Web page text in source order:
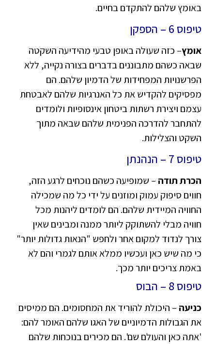
באומץ שלהם להתקדם בחיים.
טיפוס 6 – הספקן
אומץ– כזה שעולה באופן טבעי מהידיעה השקטה
שבאה כשהם מתבוננים בדברים בצורה נקייה, ללא
הפרשנויות המפחידות של הדמיון שלהם. הם
מפסיקים להקדיש את כל האנרגיות שלהם לאבטחת
עצמם ויצירת רשתות ביטחון אינסופיות ולומדים
להתחבר להדרכה הפנימית שלהם שבאה מתוך
השקט והצלילות.
טיפוס 7 – הנהנתן
הכרת תודה – שמופיעה כשהם נוכחים לרגע הזה,
חווים סיפוק עמוק ומוזנים על ידי כל מה שמכילה
החוויה המיידית שלהם. הם לומדים ליהנות מכל
חוויה מבלי להשתוקק ליותר ממנה ומבינים שאין
צורך לנדוד למקום אחר ולחפש "הנאות גדולות יותר"
כי מה שיש כאן ועכשיו ממלא אותם לגמרי והם לא
באמת צריכים יותר מכך.
טיפוס 8 – הבוס
כניעה – היכולת להוריד את המחסומים. הם ממיסים
את הגבולות הדמיוניים של האגו שלהם האומר להם:
'אתה כאן והעולם שם'. הם מכירים בנוכחות שלהם